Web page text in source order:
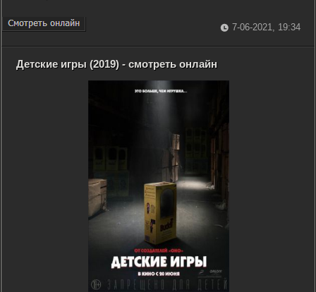
7-06-2021, 19:34
Детские игры (2019) - смотреть онлайн